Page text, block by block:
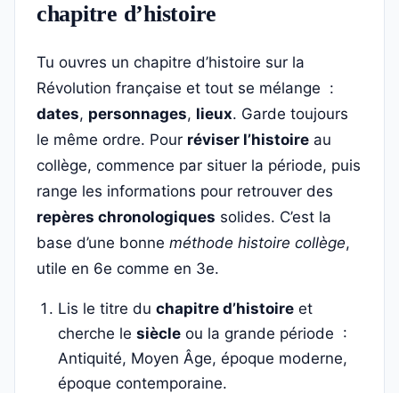
chapitre d’histoire
Tu ouvres un chapitre d’histoire sur la
Révolution française et tout se mélange :
dates, personnages, lieux. Garde toujours
le même ordre. Pour réviser l’histoire au
collège, commence par situer la période, puis
range les informations pour retrouver des
repères chronologiques solides. C’est la
base d’une bonne méthode histoire collège,
utile en 6e comme en 3e.
Lis le titre du chapitre d’histoire et
cherche le siècle ou la grande période :
Antiquité, Moyen Âge, époque moderne,
époque contemporaine.